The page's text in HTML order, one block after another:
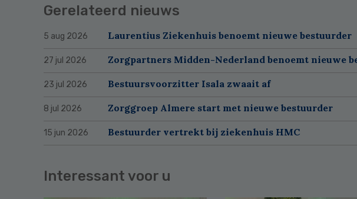
Gerelateerd nieuws
5 aug 2026 Laurentius Ziekenhuis benoemt nieuwe bestuurder
27 jul 2026 Zorgpartners Midden-Nederland benoemt nieuwe
23 jul 2026 Bestuursvoorzitter Isala zwaait af
8 jul 2026 Zorggroep Almere start met nieuwe bestuurder
15 jun 2026 Bestuurder vertrekt bij ziekenhuis HMC
Interessant voor u